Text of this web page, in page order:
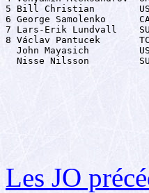
5 Bill Christian
6 George Samolenko
7 Lars-Erik Lundvall
8 Václav Pantucek
John Mayasich
Nisse Nilsson
Les JO